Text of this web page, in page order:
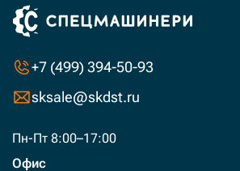
+7 (499) 394-50-93
sksale@skdst.ru
Пн-Пт 8:00–17:00
Офис